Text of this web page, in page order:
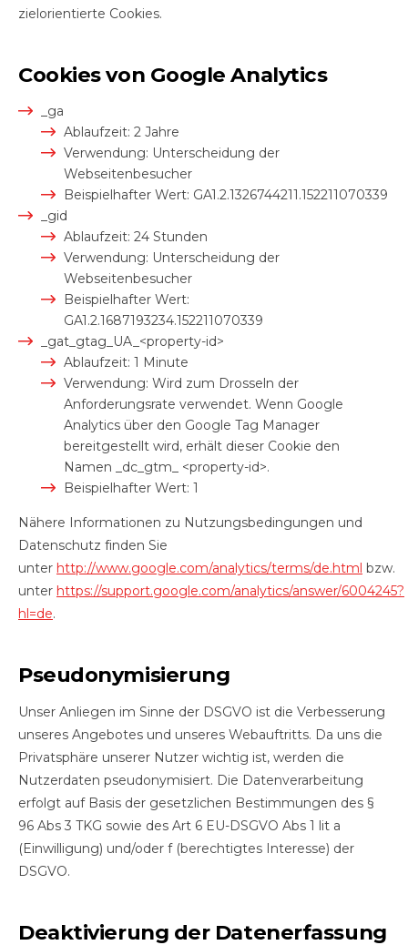
zielorientierte Cookies.
Cookies von Google Analytics
_ga
Ablaufzeit: 2 Jahre
Verwendung: Unterscheidung der
Webseitenbesucher
Beispielhafter Wert: GA1.2.1326744211.152211070339
_gid
Ablaufzeit: 24 Stunden
Verwendung: Unterscheidung der
Webseitenbesucher
Beispielhafter Wert:
GA1.2.1687193234.152211070339
_gat_gtag_UA_<property-id>
Ablaufzeit: 1 Minute
Verwendung: Wird zum Drosseln der
Anforderungsrate verwendet. Wenn Google
Analytics über den Google Tag Manager
bereitgestellt wird, erhält dieser Cookie den
Namen _dc_gtm_ <property-id>.
Beispielhafter Wert: 1
Nähere Informationen zu Nutzungsbedingungen und
Datenschutz finden Sie
unter http://www.google.com/analytics/terms/de.html bzw.
unter https://support.google.com/analytics/answer/6004245?
hl=de.
Pseudonymisierung
Unser Anliegen im Sinne der DSGVO ist die Verbesserung
unseres Angebotes und unseres Webauftritts. Da uns die
Privatsphäre unserer Nutzer wichtig ist, werden die
Nutzerdaten pseudonymisiert. Die Datenverarbeitung
erfolgt auf Basis der gesetzlichen Bestimmungen des §
96 Abs 3 TKG sowie des Art 6 EU-DSGVO Abs 1 lit a
(Einwilligung) und/oder f (berechtigtes Interesse) der
DSGVO.
Deaktivierung der Datenerfassung